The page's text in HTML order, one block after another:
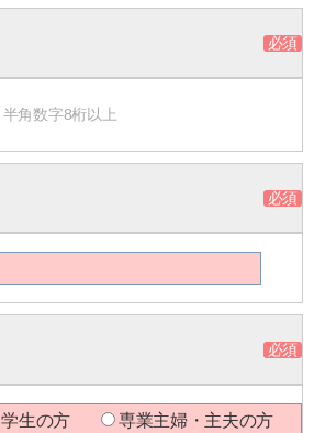
半角数字8桁以上
学生の方
専業主婦・主夫の方